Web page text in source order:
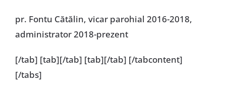
pr. Fontu Cătălin, vicar parohial 2016-2018,
administrator 2018-prezent
[/tab] [tab][/tab] [tab][/tab] [/tabcontent]
[/tabs]